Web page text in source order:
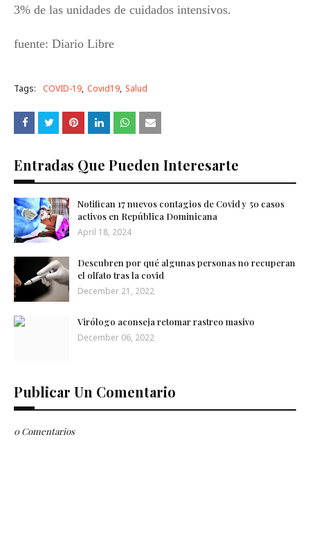
3% de las unidades de cuidados intensivos.
fuente: Diario Libre
Tags: COVID-19 Covid19 Salud
Entradas Que Pueden Interesarte
Notifican 17 nuevos contagios de Covid y 50 casos
activos en República Dominicana
April 18, 2024
Descubren por qué algunas personas no recuperan
el olfato tras la covid
December 21, 2022
Virólogo aconseja retomar rastreo masivo
December 06, 2022
Publicar Un Comentario
0 Comentarios